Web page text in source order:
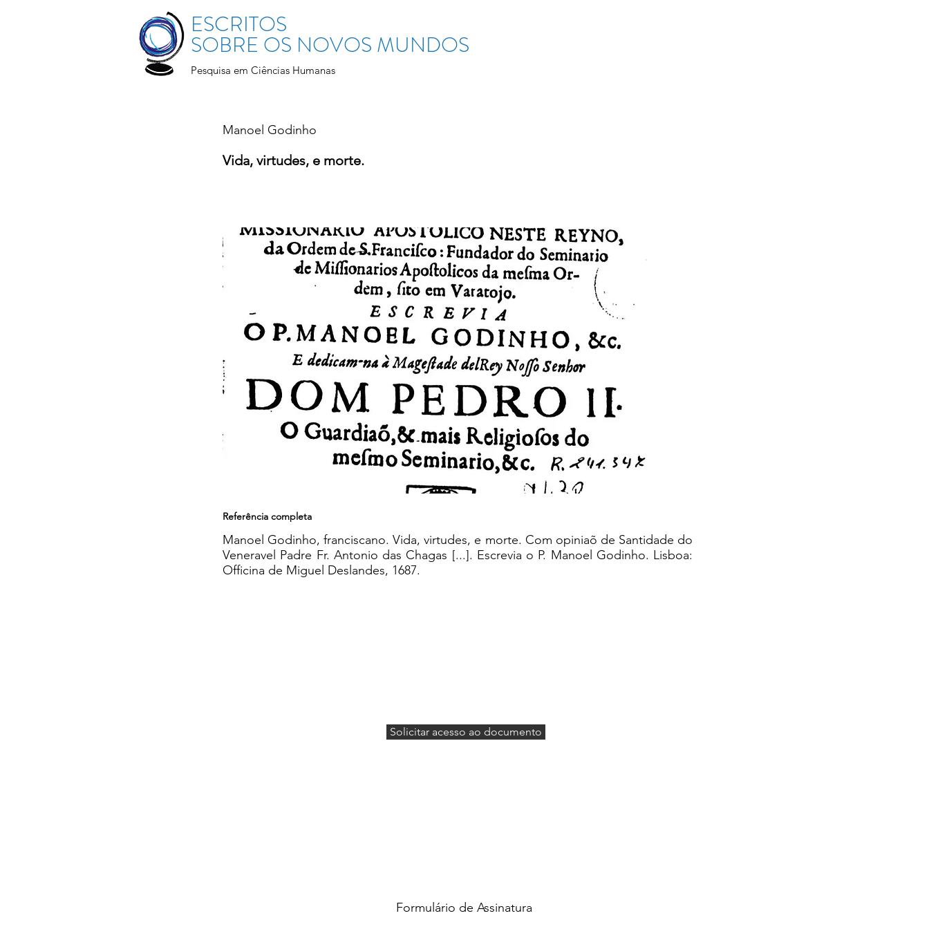
ESCRITOS
SOBRE OS NOVOS MUNDOS
Pesquisa em Ciências Humanas
Manoel Godinho
Vida, virtudes, e morte.
Referência completa
Manoel Godinho, franciscano. Vida, virtudes, e morte. Com opiniaõ de Santidade do
Veneravel Padre Fr. Antonio das Chagas [...]. Escrevia o P. Manoel Godinho. Lisboa:
Officina de Miguel Deslandes, 1687.
Solicitar acesso ao documento
Formulário de Assinatura